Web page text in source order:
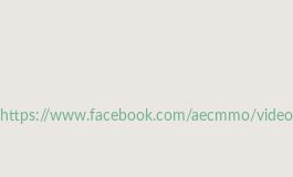
https://www.facebook.com/aecmmo/